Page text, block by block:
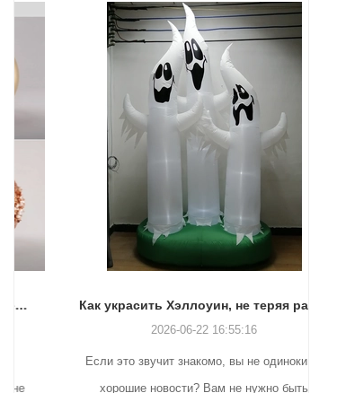
Как украсить Хэллоуин, не теряя рассудка (или выходных)
2026-06-22 16:55:16
Если это звучит знакомо, вы не одиноки. И
хорошие новости? Вам не нужно быть